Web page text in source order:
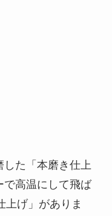
た「本磨き仕上
で高温にして飛ば
上げ」がありま